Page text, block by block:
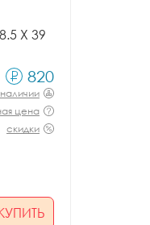
X 39
820
цена
скидки